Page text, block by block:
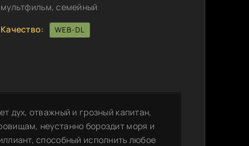
мультфильм, семейный
Качество:
WEB-DL
дух, отважный и грозный капитан,
неустанно бороздит моря и
способный исполнить любое